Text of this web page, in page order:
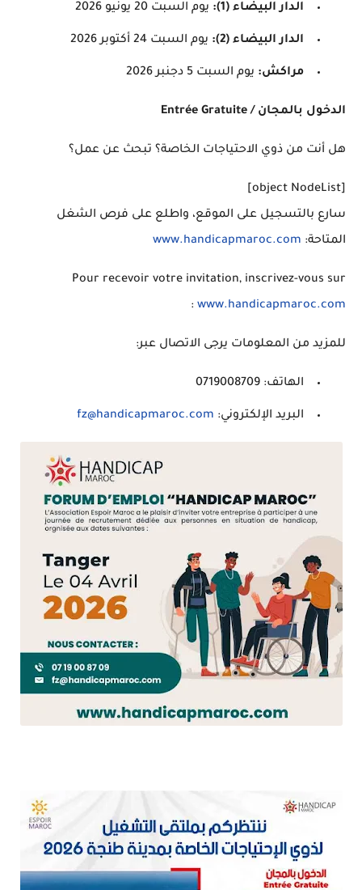
الدار البيضاء (1): يوم السبت 20 يونيو 2026
الدار البيضاء (2): يوم السبت 24 أكتوبر 2026
مراكش: يوم السبت 5 دجنبر 2026
الدخول بالمجان / Entrée Gratuite
هل أنت من ذوي الاحتياجات الخاصة؟ تبحث عن عمل؟
[object NodeList]
سارع بالتسجيل على الموقع، واطلع على فرص الشغل
المتاحة: www.handicapmaroc.com
Pour recevoir votre invitation, inscrivez-vous sur
: www.handicapmaroc.com
للمزيد من المعلومات يرجى الاتصال عبر:
الهاتف:
0719008709
البريد الإلكتروني: fz@handicapmaroc.com